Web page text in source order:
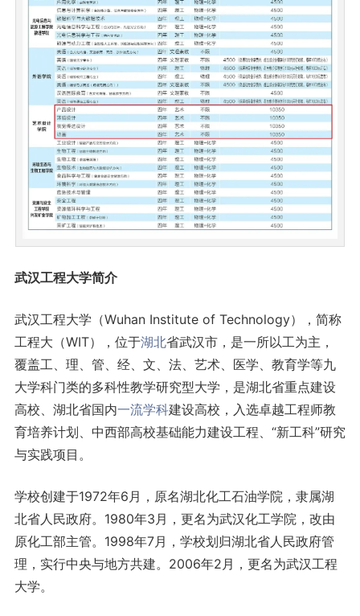
武汉工程大学简介
武汉工程大学（Wuhan Institute of Technology），简称
工程大（WIT），位于湖北省武汉市，是一所以工为主，
覆盖工、理、管、经、文、法、艺术、医学、教育学等九
大学科门类的多科性教学研究型大学，是湖北省重点建设
高校、湖北省国内一流学科建设高校，入选卓越工程师教
育培养计划、中西部高校基础能力建设工程、“新工科”研究
与实践项目。
学校创建于1972年6月，原名湖北化工石油学院，隶属湖
北省人民政府。1980年3月，更名为武汉化工学院，改由
原化工部主管。1998年7月，学校划归湖北省人民政府管
理，实行中央与地方共建。2006年2月，更名为武汉工程
大学。